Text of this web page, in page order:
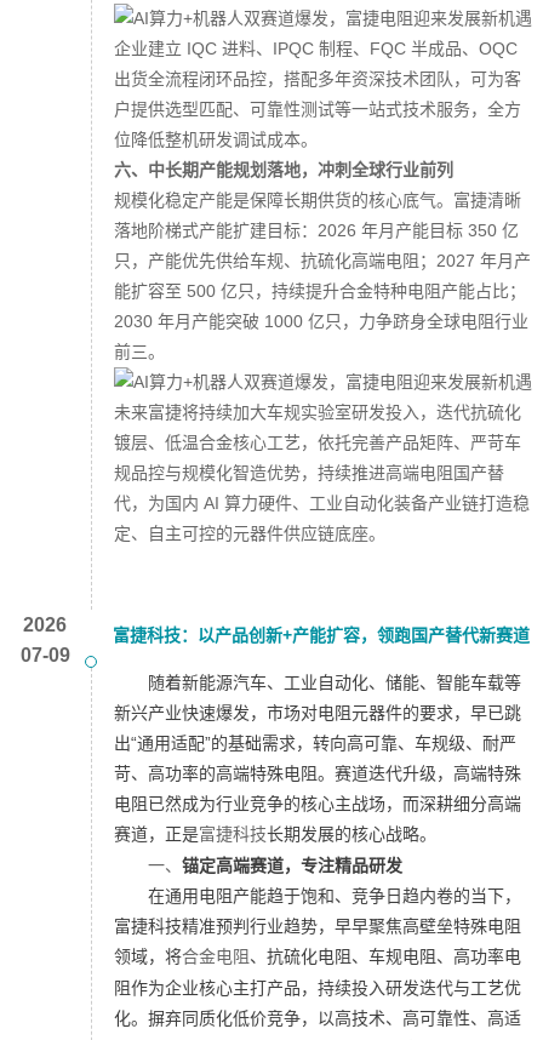
企业建立 IQC 进料、IPQC 制程、FQC 半成品、OQC
出货全流程闭环品控，搭配多年资深技术团队，可为客
户提供选型匹配、可靠性测试等一站式技术服务，全方
位降低整机研发调试成本。
六、中长期产能规划落地，冲刺全球行业前列
规模化稳定产能是保障长期供货的核心底气。富捷清晰
落地阶梯式产能扩建目标：2026 年月产能目标 350 亿
只，产能优先供给车规、抗硫化高端电阻；2027 年月产
能扩容至 500 亿只，持续提升合金特种电阻产能占比；
2030 年月产能突破 1000 亿只，力争跻身全球电阻行业
前三。
未来富捷将持续加大车规实验室研发投入，迭代抗硫化
镀层、低温合金核心工艺，依托完善产品矩阵、严苛车
规品控与规模化智造优势，持续推进高端电阻国产替
代，为国内 AI 算力硬件、工业自动化装备产业链打造稳
定、自主可控的元器件供应链底座。
2026
07-09
富捷科技：以产品创新+产能扩容，领跑国产替代新赛道
随着新能源汽车、工业自动化、储能、智能车载等
新兴产业快速爆发，市场对电阻元器件的要求，早已跳
出“通用适配”的基础需求，转向高可靠、车规级、耐严
苛、高功率的高端特殊电阻。赛道迭代升级，高端特殊
电阻已然成为行业竞争的核心主战场，而深耕细分高端
赛道，正是富捷科技长期发展的核心战略。
一、锚定高端赛道，专注精品研发
在通用电阻产能趋于饱和、竞争日趋内卷的当下，
富捷科技精准预判行业趋势，早早聚焦高壁垒特殊电阻
领域，将合金电阻、抗硫化电阻、车规电阻、高功率电
阻作为企业核心主打产品，持续投入研发迭代与工艺优
化。摒弃同质化低价竞争，以高技术、高可靠性、高适